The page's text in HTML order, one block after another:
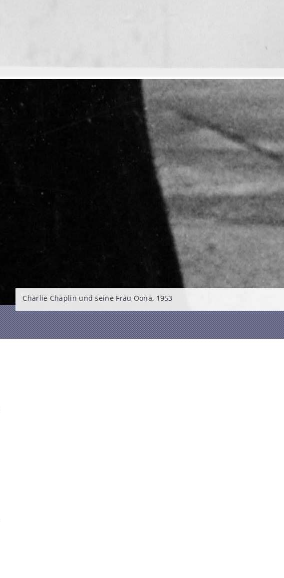
Charlie Chaplin und seine Frau Oona, 1953